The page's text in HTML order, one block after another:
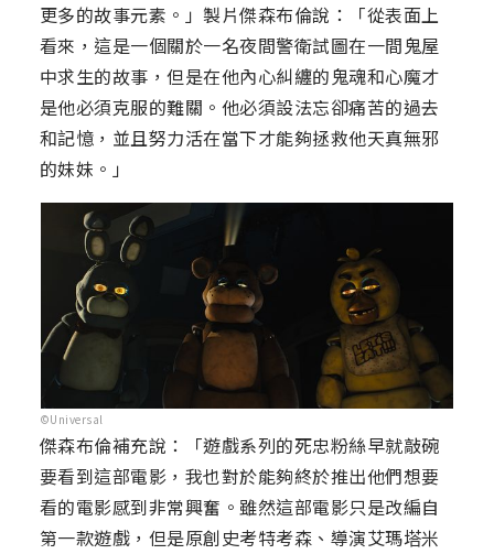
更多的故事元素。」製片傑森布倫說：「從表面上
看來，這是一個關於一名夜間警衛試圖在一間鬼屋
中求生的故事，但是在他內心糾纏的鬼魂和心魔才
是他必須克服的難關。他必須設法忘卻痛苦的過去
和記憶，並且努力活在當下才能夠拯救他天真無邪
的妹妹。」
©Universal
傑森布倫補充說：「遊戲系列的死忠粉絲早就敲碗
要看到這部電影，我也對於能夠終於推出他們想要
看的電影感到非常興奮。雖然這部電影只是改編自
第一款遊戲，但是原創史考特考森、導演艾瑪塔米